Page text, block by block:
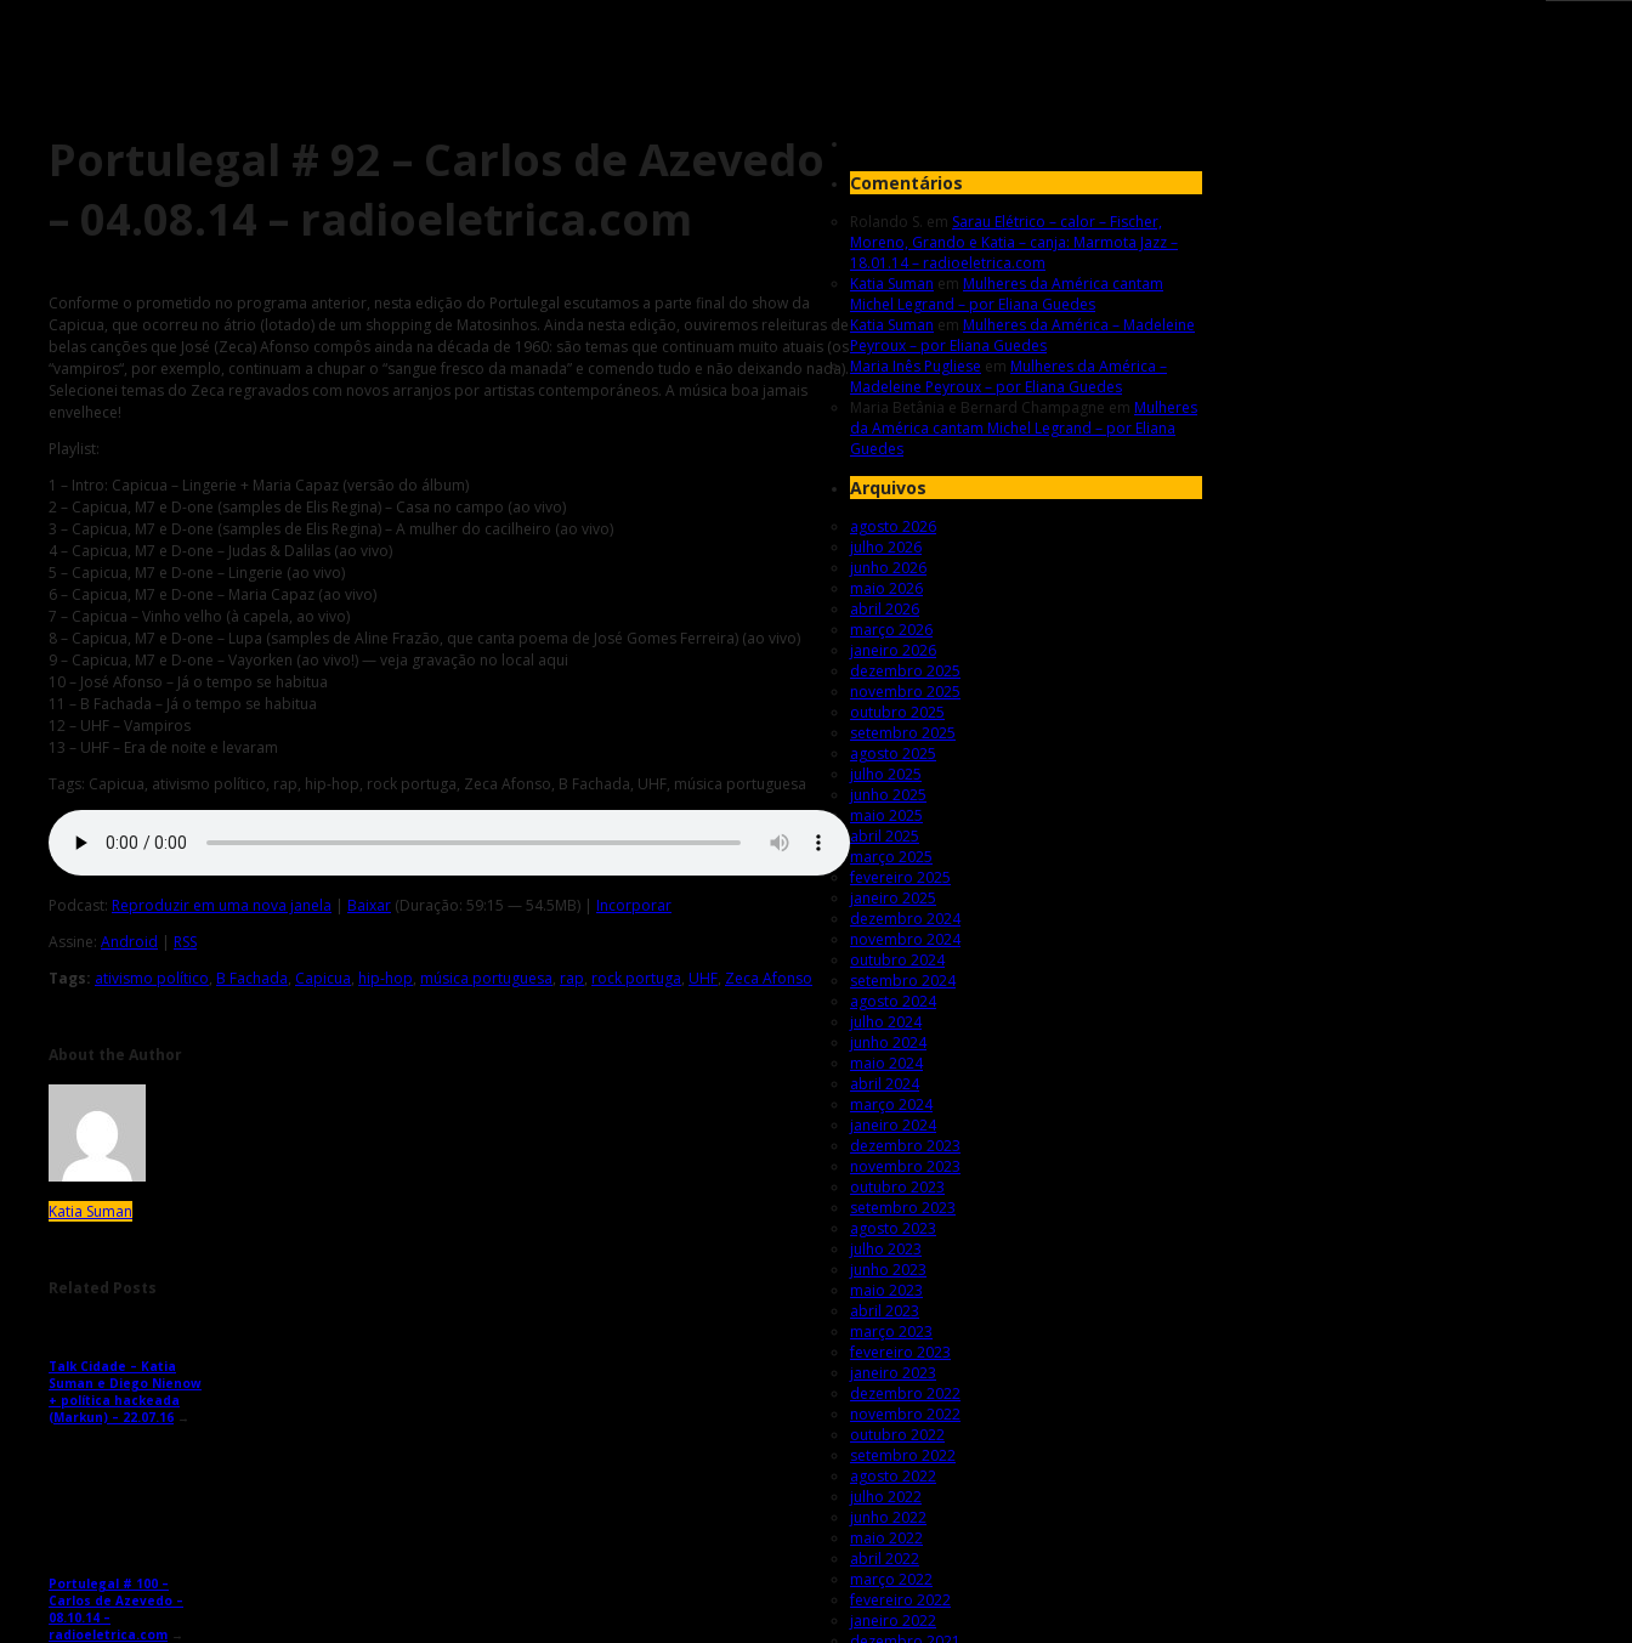
Portulegal # 92 – Carlos de Azevedo
– 04.08.14 – radioeletrica.com
Conforme o prometido no programa anterior, nesta edição do Portulegal escutamos a parte final do show da
Capicua, que ocorreu no átrio (lotado) de um shopping de Matosinhos. Ainda nesta edição, ouviremos releituras de
belas canções que José (Zeca) Afonso compôs ainda na década de 1960: são temas que continuam muito atuais (os
“vampiros“, por exemplo, continuam a chupar o “sangue fresco da manada” e comendo tudo e não deixando nada).
Selecionei temas do Zeca regravados com novos arranjos por artistas contemporáneos. A música boa jamais
envelhece!
Playlist:
1 – Intro: Capicua – Lingerie + Maria Capaz (versão do álbum)
2 – Capicua, M7 e D-one (samples de Elis Regina) – Casa no campo (ao vivo)
3 – Capicua, M7 e D-one (samples de Elis Regina) – A mulher do cacilheiro (ao vivo)
4 – Capicua, M7 e D-one – Judas & Dalilas (ao vivo)
5 – Capicua, M7 e D-one – Lingerie (ao vivo)
6 – Capicua, M7 e D-one – Maria Capaz (ao vivo)
7 – Capicua – Vinho velho (à capela, ao vivo)
8 – Capicua, M7 e D-one – Lupa (samples de Aline Frazão, que canta poema de José Gomes Ferreira) (ao vivo)
9 – Capicua, M7 e D-one – Vayorken (ao vivo!) — veja gravação no local aqui
10 – José Afonso – Já o tempo se habitua
11 – B Fachada – Já o tempo se habitua
12 – UHF – Vampiros
13 – UHF – Era de noite e levaram
Tags: Capicua, ativismo político, rap, hip-hop, rock portuga, Zeca Afonso, B Fachada, UHF, música portuguesa
Podcast: Reproduzir em uma nova janela | Baixar (Duração: 59:15 — 54.5MB) | Incorporar
Assine: Android | RSS
Tags: ativismo político, B Fachada, Capicua, hip-hop, música portuguesa, rap, rock portuga, UHF, Zeca Afonso
About the Author
Katia Suman
Related Posts
Talk Cidade – Katia
Suman e Diego Nienow
+ política hackeada
(Markun) – 22.07.16 →
Portulegal # 100 –
Carlos de Azevedo –
08.10.14 –
radioeletrica.com →
Comentários
Rolando S. em Sarau Elétrico – calor – Fischer,
Moreno, Grando e Katia – canja: Marmota Jazz –
18.01.14 – radioeletrica.com
Katia Suman em Mulheres da América cantam
Michel Legrand – por Eliana Guedes
Katia Suman em Mulheres da América – Madeleine
Peyroux – por Eliana Guedes
Maria Inês Pugliese em Mulheres da América –
Madeleine Peyroux – por Eliana Guedes
Maria Betânia e Bernard Champagne em Mulheres
da América cantam Michel Legrand – por Eliana
Guedes
Arquivos
agosto 2026
julho 2026
junho 2026
maio 2026
abril 2026
março 2026
janeiro 2026
dezembro 2025
novembro 2025
outubro 2025
setembro 2025
agosto 2025
julho 2025
junho 2025
maio 2025
abril 2025
março 2025
fevereiro 2025
janeiro 2025
dezembro 2024
novembro 2024
outubro 2024
setembro 2024
agosto 2024
julho 2024
junho 2024
maio 2024
abril 2024
março 2024
janeiro 2024
dezembro 2023
novembro 2023
outubro 2023
setembro 2023
agosto 2023
julho 2023
junho 2023
maio 2023
abril 2023
março 2023
fevereiro 2023
janeiro 2023
dezembro 2022
novembro 2022
outubro 2022
setembro 2022
agosto 2022
julho 2022
junho 2022
maio 2022
abril 2022
março 2022
fevereiro 2022
janeiro 2022